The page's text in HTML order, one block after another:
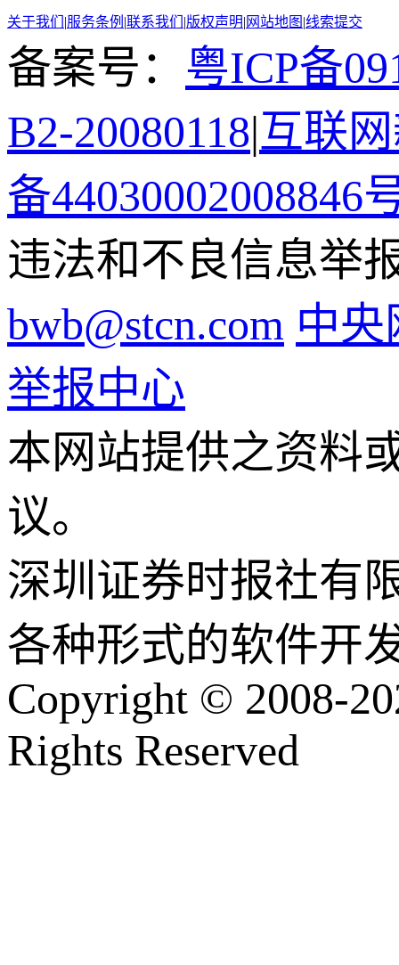
关于我们 |服务条例 |联系我们 |版权声明| 网站地图 |线索提交
备案号： 粤ICP备
B2-20080118|互联
备44030002008846
违法和不良信息举
bwb@stcn.com 中
举报中心
本网站提供之资料
议。
深圳证券时报社有
各种形式的软件开
Copyright © 2008-
Rights Reserved